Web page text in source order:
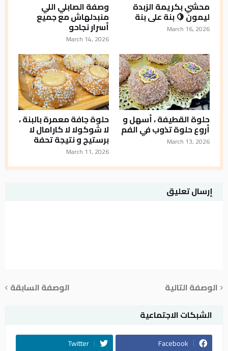
محشي بكريمة الزبدة
ليمون 🍋 بنة على بنة
March 16, 2026
وصفة الصابلي اللي
منبدلهاش مع جميع
أسرار نجاحو
March 14, 2026
حلوة القطيفة ، أسهل و
أروع حلوة تذوب في الفم
March 13, 2026
حلوة جافة معمرة بالبنة ،
لا شوكولا لا كارامال لا
برستيج و نتيجة تحفة
March 11, 2026
إرسال تعليق
الوصفة التالية
الوصفة السابقة
الشبكات الاجتماعية
Facebook
Twitter